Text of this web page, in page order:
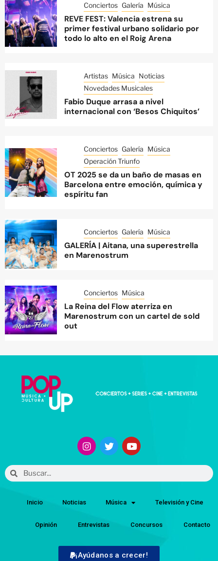
Conciertos Galería Música
REVE FEST: Valencia estrena su
primer festival urbano solidario por
todo lo alto en el Roig Arena
Artistas Música Noticias
Novedades Musicales
Fabio Duque arrasa a nivel
internacional con ‘Besos Chiquitos’
Conciertos Galería Música
Operación Triunfo
OT 2025 se da un baño de masas en
Barcelona entre emoción, química y
espíritu fan
Conciertos Galería Música
GALERÍA | Aitana, una superestrella
en Marenostrum
Conciertos Música
La Reina del Flow aterriza en
Marenostrum con un cartel de sold
out
Inicio Noticias Música Televisión y Cine
Opinión Entrevistas Concursos Contacto
¡Ayúdanos a crecer!